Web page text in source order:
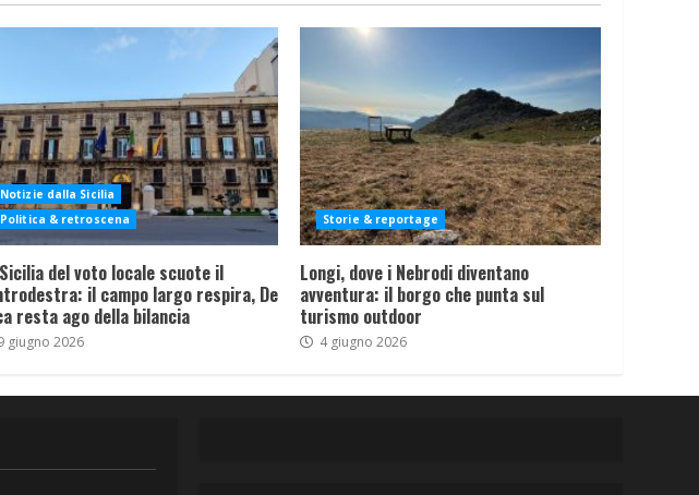
Notizie dalla Sicilia
Politica & retroscena
del voto locale scuote il
il campo largo respira, De
resta ago della bilancia
giugno 2026
Storie & reportage
Longi, dove i Nebrodi diventano
avventura: il borgo che punta sul
turismo outdoor
4 giugno 2026